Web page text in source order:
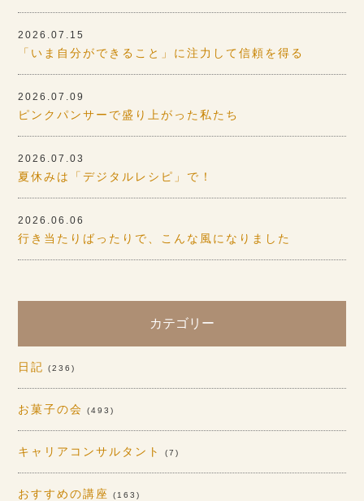
2026.07.15
「いま自分ができること」に注力して信頼を得る
2026.07.09
ピンクパンサーで盛り上がった私たち
2026.07.03
夏休みは「デジタルレシピ」で！
2026.06.06
行き当たりばったりで、こんな風になりました
カテゴリー
日記 (236)
お菓子の会 (493)
キャリアコンサルタント (7)
おすすめの講座 (163)